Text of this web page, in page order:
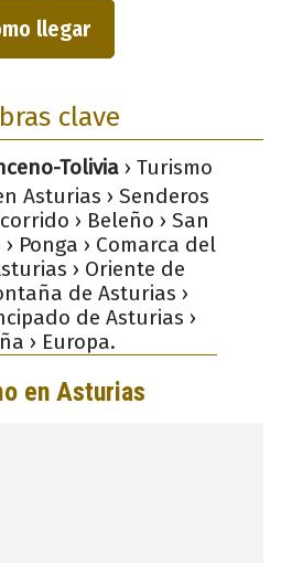
llegar
clave
Tolivia› Turismo
Asturias › Senderos
› Beleño › San
Ponga › Comarca del
› Oriente de
de Asturias ›
de Asturias ›
› Europa.